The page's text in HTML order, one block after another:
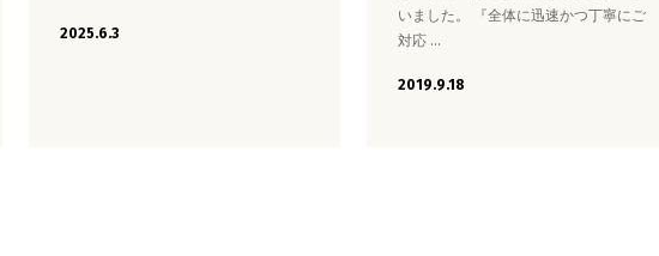
2025.6.3
いました。 『全体に迅速かつ丁寧にご
対応 …
2019.9.18